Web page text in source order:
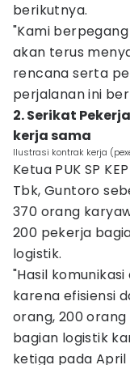
berikutnya.
"Kami
akan terus
rencana serta
perjalanan ini
2. Serikat
kerja sama
Ilustrasi kontrak kerja
Ketua PUK SP
Tbk, Guntoro
370 orang
200 pekerja
logistik.
"Hasil
karena efisiensi
orang, 200
bagian logistik
ketiga pada April